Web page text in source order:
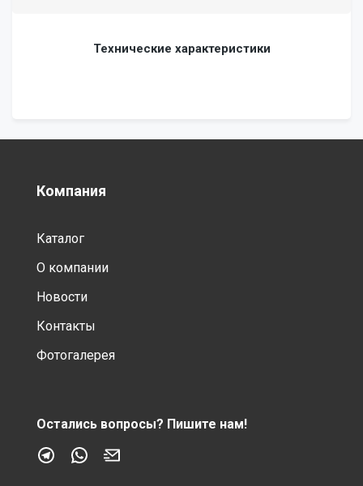
Технические характеристики
Компания
Каталог
О компании
Новости
Контакты
Фотогалерея
Остались вопросы? Пишите нам!